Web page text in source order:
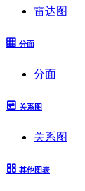
雷达图
分面
分面
关系图
关系图
其他图表